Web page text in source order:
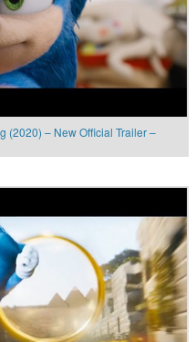
(2020) – New Official Trailer –